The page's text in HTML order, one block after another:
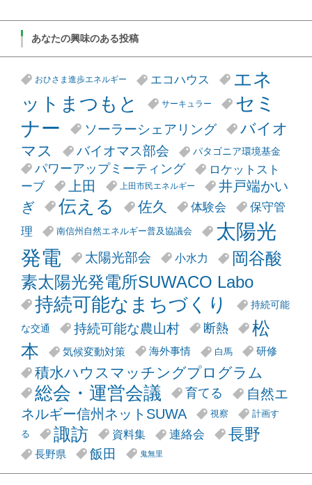
あなたの興味のある投稿
おひさま進歩エネルギー エコハウス
エネ
ットまつもと
サーキュラー
セミ
ナー
ソーラーシェアリング
バイオ
マス
バイオマス部会 パタゴニア環境基金
パワーアップミーティング
ロケットスト
ーブ
上田 上田市民エネルギー
井戸端かい
ぎ
伝える 佐久 体験会
保守管
理
南信州自然エネルギー普及協議会
太陽光
発電
太陽光部会 小水力
岡谷酸
素太陽光発電所SUWACO Labo
持続可能なまちづくり 持続可能
な交通 持続可能な農山村 断熱
松
本
気候変動対策 海外事情 白馬 研修
積水ハウスマッチングプログラム
総会・運営会議 育てる
自然エ
ネルギー信州ネットSUWA
視察
計画す
る
諏訪 資料集 連絡会 長野
長野県 飯田 鬼無里